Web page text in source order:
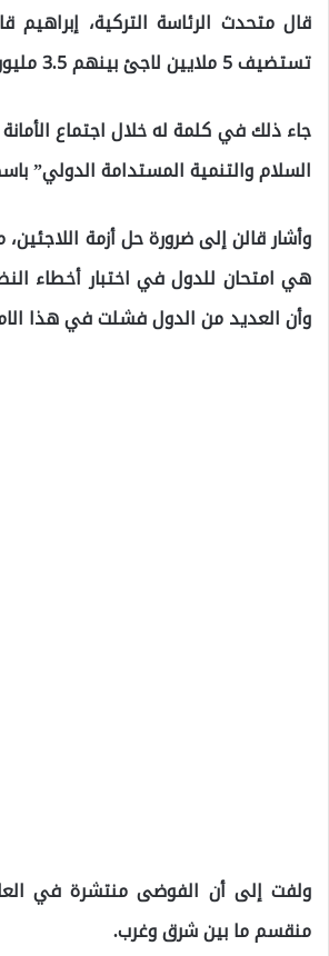
قال متحدث الرئاسة التركية، إبراهيم
تستضيف 5 ملايين لاجئ بينهم 3.5 مليون سوري.
السلام والتنمية المستدامة الدولي”
وأشار قالن إلى ضرورة حل أزمة اللاجئين،
هي امتحان للدول في اختبار أخطاء
وأن العديد من الدول فشلت في هذا
ولفت إلى أن الفوضى منتشرة في
منقسم ما بين شرق وغرب.